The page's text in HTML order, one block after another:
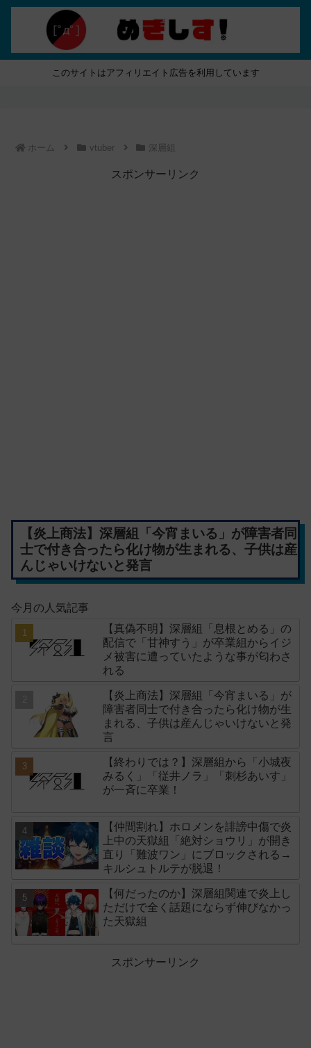
このサイトはアフィリエイト広告を利用しています
ホーム vtuber 深層組
スポンサーリンク
【炎上商法】深層組「今宵まいる」が障害者同
士で付き合ったら化け物が生まれる、子供は産
んじゃいけないと発言
今月の人気記事
【真偽不明】深層組「息根とめる」の
配信で「甘神すう」が卒業組からイジ
メ被害に遭っていたような事が匂わさ
れる
【炎上商法】深層組「今宵まいる」が
障害者同士で付き合ったら化け物が生
まれる、子供は産んじゃいけないと発
言
【終わりでは？】深層組から「小城夜
みるく」「従井ノラ」「刺杉あいす」
が一斉に卒業！
【仲間割れ】ホロメンを誹謗中傷で炎
上中の天獄組「絶対ショウリ」が開き
直り「難波ワン」にブロックされる→
キルシュトルテが脱退！
【何だったのか】深層組関連で炎上し
ただけで全く話題にならず伸びなかっ
た天獄組
スポンサーリンク